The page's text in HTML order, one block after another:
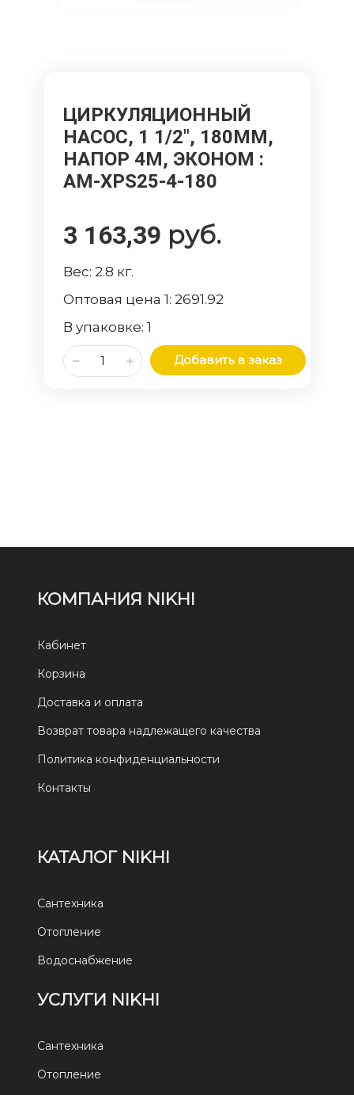
ЦИРКУЛЯЦИОННЫЙ
НАСОС, 1 1/2", 180ММ,
НАПОР 4М, ЭКОНОМ :
AM-XPS25-4-180
3 163,39 руб.
Вес: 2.8 кг.
Оптовая цена 1: 2691.92
В упаковке:1
Добавить в заказ
КОМПАНИЯ NIKHI
Кабинет
Корзина
Доставка и оплата
Возврат товара надлежащего качества
Политика конфиденциальности
Контакты
КАТАЛОГ NIKHI
Сантехника
Отопление
Водоснабжение
УСЛУГИ NIKHI
Сантехника
Отопление